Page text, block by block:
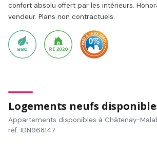
confort absolu offert par les intérieurs.
vendeur. Plans non contractuels.
Logements neufs
Appartements disponibles à Châtenay-
réf. IDN968147